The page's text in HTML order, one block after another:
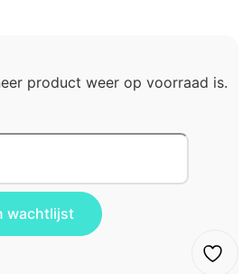
product weer op voorraad is.